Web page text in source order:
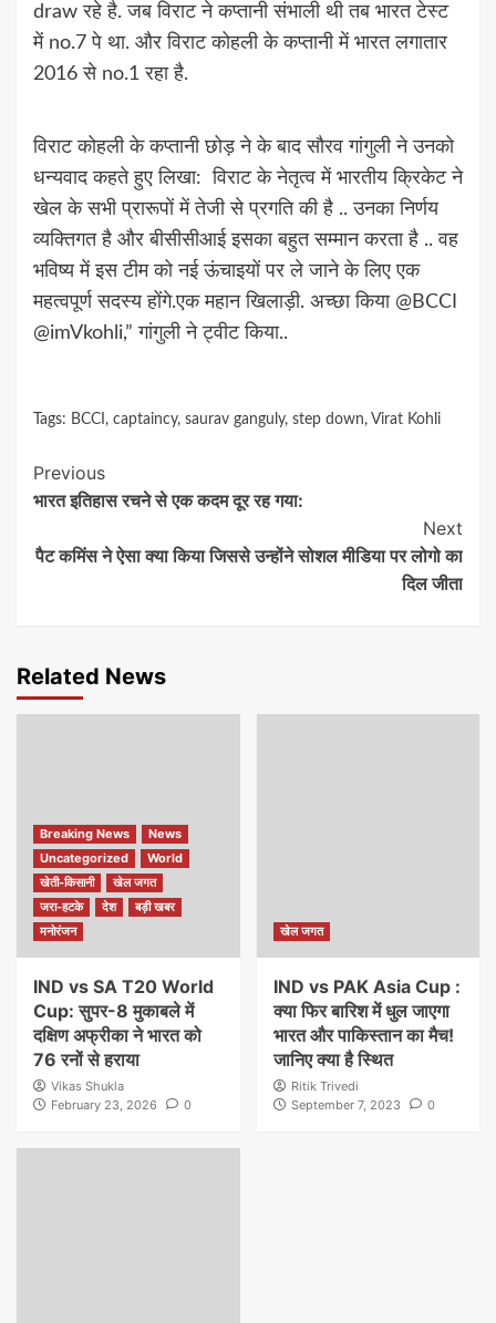
draw रहे है. जब विराट ने कप्तानी संभाली थी तब भारत टेस्ट
में no.7 पे था. और विराट कोहली के कप्तानी में भारत लगातार
2016 से no.1 रहा है.
विराट कोहली के कप्तानी छोड़ ने के बाद सौरव गांगुली ने उनको
धन्यवाद कहते हुए लिखा: विराट के नेतृत्व में भारतीय क्रिकेट ने
खेल के सभी प्रारूपों में तेजी से प्रगति की है .. उनका निर्णय
व्यक्तिगत है और बीसीसीआई इसका बहुत सम्मान करता है .. वह
भविष्य में इस टीम को नई ऊंचाइयों पर ले जाने के लिए एक
महत्वपूर्ण सदस्य होंगे.एक महान खिलाड़ी. अच्छा किया @BCCI
@imVkohli,” गांगुली ने ट्वीट किया..
Tags: BCCI , captaincy, saurav ganguly, step down, Virat Kohli
Continue
Reading
Previous
भारत इतिहास रचने से एक कदम दूर रह गया:
Next
पैट कमिंस ने ऐसा क्या किया जिससे उन्होंने सोशल मीडिया पर लोगो का
दिल जीता
Related News
Breaking News
News
Uncategorized
World
खेती-किसानी
खेल जगत
जरा-हटके
देश
बड़ी खबर
मनोरंजन
IND vs SA T20 World
Cup: सुपर-8 मुकाबले में
दक्षिण अफ्रीका ने भारत को
76 रनों से हराया
Vikas Shukla
February 23, 2026
0
खेल जगत
IND vs PAK Asia Cup :
क्या फिर बारिश में धुल जाएगा
भारत और पाकिस्तान का मैच!
जानिए क्या है स्थित
Ritik Trivedi
September 7, 2023
0